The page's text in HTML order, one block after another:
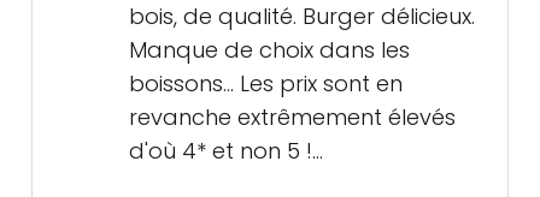
bois, de qualité. Burger délicieux.
Manque de choix dans les
boissons... Les prix sont en
revanche extrêmement élevés
d'où 4* et non 5 !...